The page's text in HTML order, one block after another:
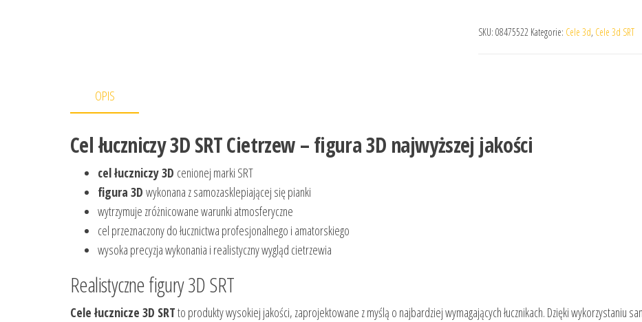
SKU: 08475522 Kategorie: Cele 3d, Cele 3d SRT
OPIS
Cel łuczniczy 3D SRT Cietrzew – figura 3D najwyższej jakości
cel łuczniczy 3D cenionej marki SRT
figura 3D wykonana z samozasklepiającej się pianki
wytrzymuje zróżnicowane warunki atmosferyczne
cel przeznaczony do łucznictwa profesjonalnego i amatorskiego
wysoka precyzja wykonania i realistyczny wygląd cietrzewia
Realistyczne figury 3D SRT
Cele łucznicze 3D SRTto produkty wysokiej jakości, zaprojektowane z myślą o najbardziej wymagających łucznikach. Dzięki wykorzystaniu